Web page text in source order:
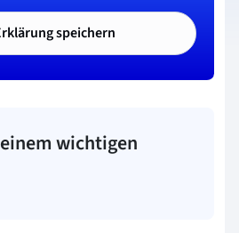
speichern
wichtigen